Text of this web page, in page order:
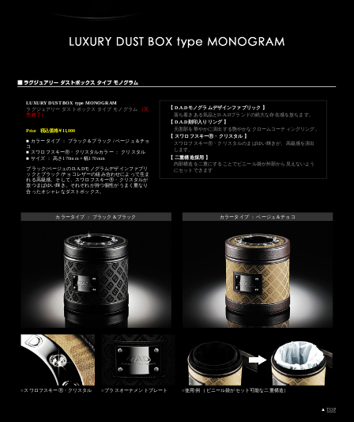
LUXURY DUST BOX type MONOGRAM
ラグジュアリー ダストボックス タイプ モノグラム
（完
売終了）
Price税込価格￥11,000
■ カラータイプ ： ブラック＆ブラック / ベージュ＆チョ
コ
■ スワロフスキーⓇ・クリスタルカラー ： クリスタル
■ サイズ ： 高さ170mm × 幅170mm
ブラック/ベージュのD.A.Dモノグラムデザインファブリ
ックとブラック/チョコレザーの組み合わせによって生ま
れる高級感。そして、スワロフスキーⓇ・クリスタルが
放つまばゆい輝き。それぞれが持つ個性がうまく重なり
合ったオシャレなダストボックス。
【 D.A.Dモノグラムデザインファブリック 】
落ち着きある気品とD.A.Dブランドの絶大な存在感を放ちます。
【 D.A.D刻印入りリング 】
天面部を華やかに演出する艶やかなクロームコーティングリング。
【 スワロフスキーⓇ・クリスタル 】
スワロフスキーⓇ・クリスタルのまばゆい輝きが、高級感を演出
します。
【 二重構造採用 】
内部構造を二重にすることでビニール袋が外部から見えないよう
にセットできます
カラータイプ ： ブラック＆ブラック カラータイプ ： ベージュ＆チョコ
■スワロフスキーⓇ・クリスタル ■ブラスオーナメントプレート ■使用例 （ビニール袋がセット可能な二重構造）
▲TOP